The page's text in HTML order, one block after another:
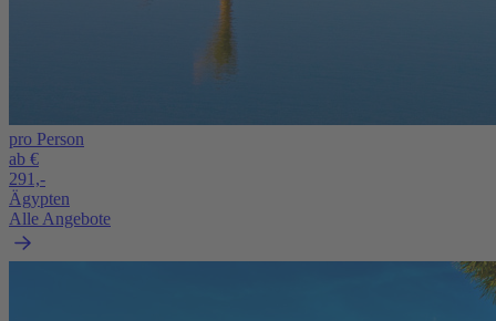
pro Person
ab €
291,-
Ägypten
Alle Angebote